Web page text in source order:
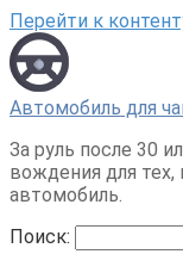
Перейти к
Автомобиль для
За руль после 30
вождения для тех,
автомобиль.
Поиск: